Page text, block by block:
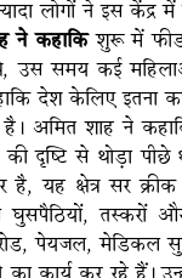
लोगों ने इस केंद्र
ने कहाकिशुरू में
उस समय कई महिलाओं
देश केलिए इतना
है। अमित शाह ने
की दृष्टि से थोड़ा
है, यह क्षेत्र सर
घुसपैठियों, तस्करों
पेयजल, मेडिकल
का कार्य कर रहे हैं।